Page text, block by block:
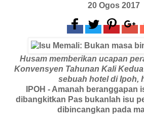
20 Ogos 2017
Husam memberikan ucapan
Konvensyen Tahunan Kali
sebuah hotel di Ipoh,
IPOH - Amanah beranggapan
dibangkitkan Pas bukanlah isu
dibincangkan pada